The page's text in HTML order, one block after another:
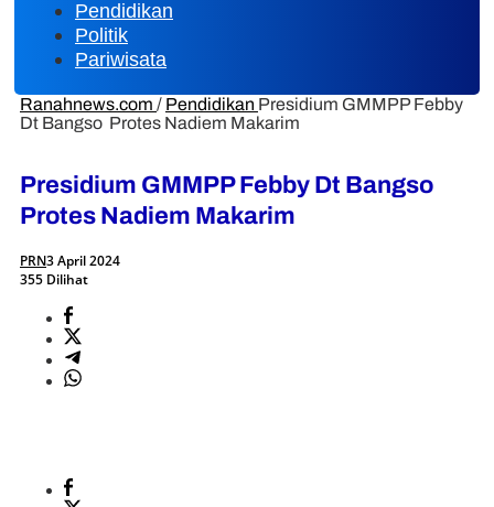
Pendidikan
Politik
Pariwisata
Ranahnews.com / Pendidikan Presidium GMMPP Febby
Dt Bangso Protes Nadiem Makarim
Presidium GMMPP Febby Dt Bangso
Protes Nadiem Makarim
PRN3 April 2024
355 Dilihat